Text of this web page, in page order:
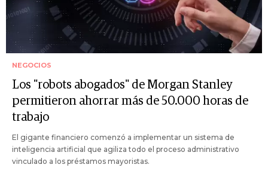
NEGOCIOS
Los "robots abogados" de Morgan Stanley
permitieron ahorrar más de 50.000 horas de
trabajo
El gigante financiero comenzó a implementar un sistema de
inteligencia artificial que agiliza todo el proceso administrativo
vinculado a los préstamos mayoristas.